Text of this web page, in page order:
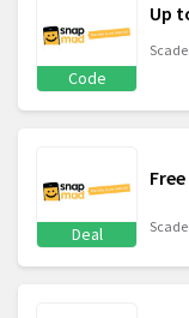
Code
Up
Deal